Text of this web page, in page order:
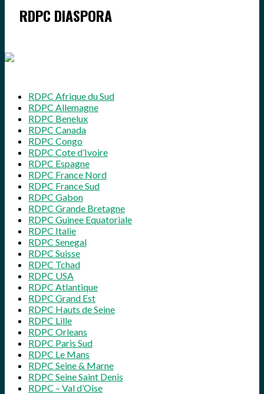
RDPC DIASPORA
RDPC Afrique du Sud
RDPC Allemagne
RDPC Benelux
RDPC Canada
RDPC Congo
RDPC Cote d’Ivoire
RDPC Espagne
RDPC France Nord
RDPC France Sud
RDPC Gabon
RDPC Grande Bretagne
RDPC Guinee Equatoriale
RDPC Italie
RDPC Senegal
RDPC Suisse
RDPC Tchad
RDPC USA
RDPC Atlantique
RDPC Grand Est
RDPC Hauts de Seine
RDPC Lille
RDPC Orleans
RDPC Paris Sud
RDPC Le Mans
RDPC Seine & Marne
RDPC Seine Saint Denis
RDPC – Val d’Oise